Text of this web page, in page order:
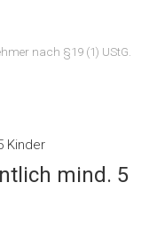
nach §19 (1) UStG.
mind. 5